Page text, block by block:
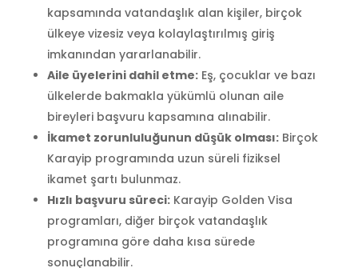
kapsamında vatandaşlık alan kişiler, birçok
ülkeye vizesiz veya kolaylaştırılmış giriş
imkanından yararlanabilir.
Aile üyelerini dahil etme:Eş, çocuklar ve bazı
ülkelerde bakmakla yükümlü olunan aile
bireyleri başvuru kapsamına alınabilir.
İkamet zorunluluğunun düşük olması:Birçok
Karayip programında uzun süreli fiziksel
ikamet şartı bulunmaz.
Hızlı başvuru süreci:Karayip Golden Visa
programları, diğer birçok vatandaşlık
programına göre daha kısa sürede
sonuçlanabilir.